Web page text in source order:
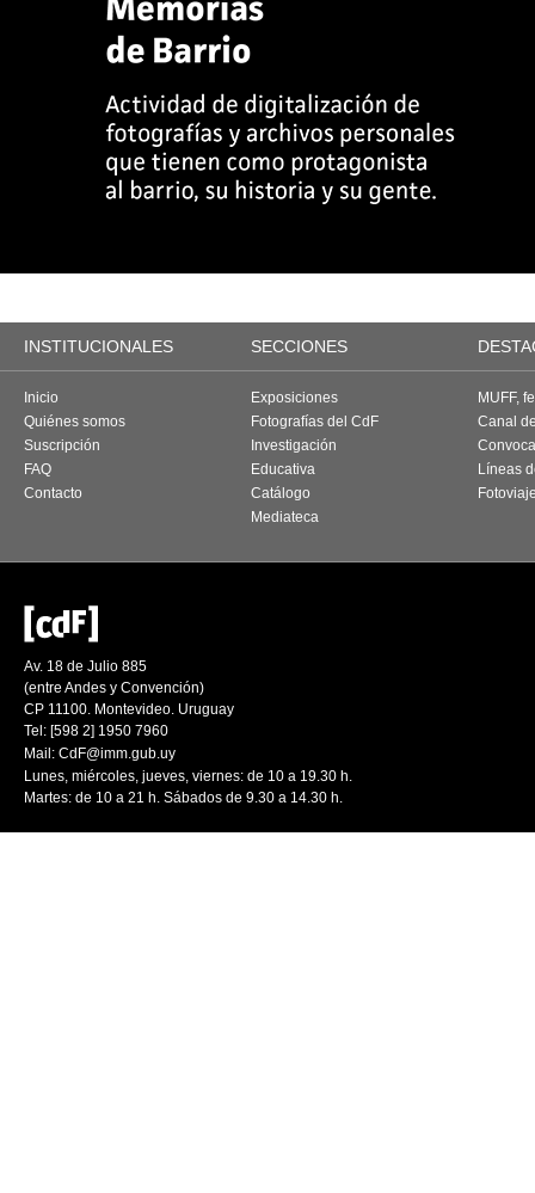
INSTITUCIONALES SECCIONES
Inicio
Quiénes somos
Suscripción
FAQ
Contacto
Exposiciones
Fotografías del CdF
Investigación
Educativa
Catálogo
Mediateca
MUFF,
Canal
Líneas
Av. 18 de Julio 885
(entre Andes y Convención)
CP 11100. Montevideo. Uruguay
Tel: [598 2] 1950 7960
Mail: CdF@imm.gub.uy
Lunes, miércoles, jueves, viernes: de 10 a 19.30 h.
Martes: de 10 a 21 h. Sábados de 9.30 a 14.30 h.